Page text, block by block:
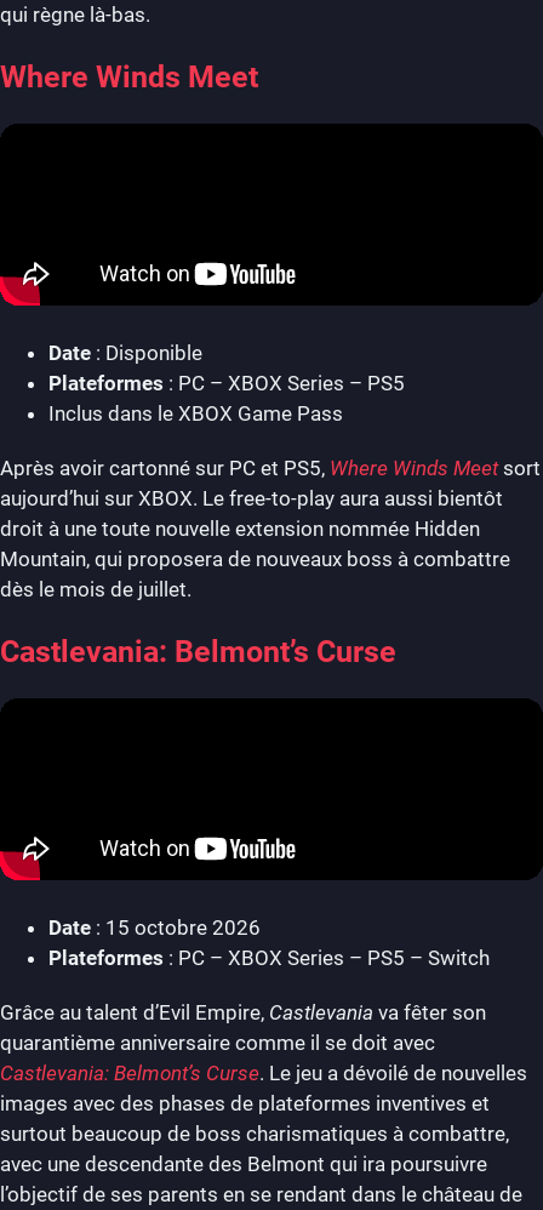
qui règne là-bas.
Where Winds Meet
Date : Disponible
Plateformes : PC – XBOX Series – PS5
Inclus dans le XBOX Game Pass
Après avoir cartonné sur PC et PS5, Where Winds Meetsort
aujourd’hui sur XBOX. Le free-to-play aura aussi bientôt
droit à une toute nouvelle extension nommée Hidden
Mountain, qui proposera de nouveaux boss à combattre
dès le mois de juillet.
Castlevania: Belmont’s Curse
Date : 15 octobre 2026
Plateformes : PC – XBOX Series – PS5 – Switch
Grâce au talent d’Evil Empire, Castlevania va fêter son
quarantième anniversaire comme il se doit avec
Castlevania: Belmont’s Curse. Le jeu a dévoilé de nouvelles
images avec des phases de plateformes inventives et
surtout beaucoup de boss charismatiques à combattre,
avec une descendante des Belmont qui ira poursuivre
l’objectif de ses parents en se rendant dans le château de